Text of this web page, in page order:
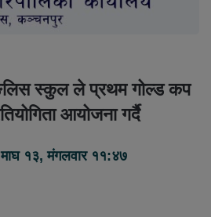
स्कुल ले प्रथम गोल्ड कप
आयोजना गर्दै
१३, मंगलवार ११:४७